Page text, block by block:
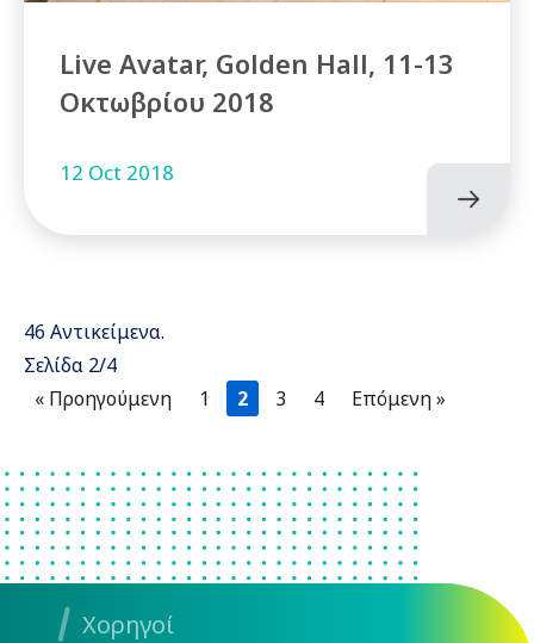
Live Avatar, Golden Hall, 11-13
Οκτωβρίου 2018
12 Oct 2018
46 Αντικείμενα.
Σελίδα 2/4
«
1 2 3 4 »
Χορηγοί